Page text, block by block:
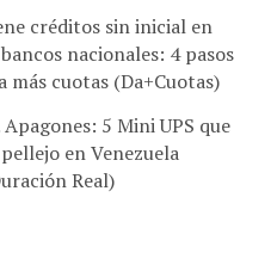
créditos sin inicial en
nacionales: 4 pasos
más cuotas (Da+Cuotas)
5 Mini UPS que
en Venezuela
Real)